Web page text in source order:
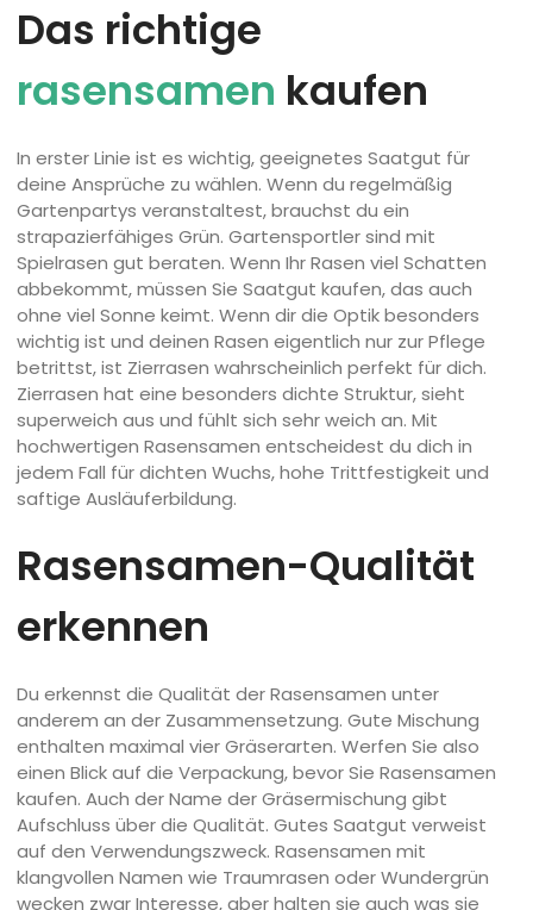
Das richtige
rasensamen kaufen
In erster Linie ist es wichtig, geeignetes Saatgut für
deine Ansprüche zu wählen. Wenn du regelmäßig
Gartenpartys veranstaltest, brauchst du ein
strapazierfähiges Grün. Gartensportler sind mit
Spielrasen gut beraten. Wenn Ihr Rasen viel Schatten
abbekommt, müssen Sie Saatgut kaufen, das auch
ohne viel Sonne keimt. Wenn dir die Optik besonders
wichtig ist und deinen Rasen eigentlich nur zur Pflege
betrittst, ist Zierrasen wahrscheinlich perfekt für dich.
Zierrasen hat eine besonders dichte Struktur, sieht
superweich aus und fühlt sich sehr weich an. Mit
hochwertigen Rasensamen entscheidest du dich in
jedem Fall für dichten Wuchs, hohe Trittfestigkeit und
saftige Ausläuferbildung.
Rasensamen-Qualität
erkennen
Du erkennst die Qualität der Rasensamen unter
anderem an der Zusammensetzung. Gute Mischung
enthalten maximal vier Gräserarten. Werfen Sie also
einen Blick auf die Verpackung, bevor Sie Rasensamen
kaufen. Auch der Name der Gräsermischung gibt
Aufschluss über die Qualität. Gutes Saatgut verweist
auf den Verwendungszweck. Rasensamen mit
klangvollen Namen wie Traumrasen oder Wundergrün
wecken zwar Interesse, aber halten sie auch was sie